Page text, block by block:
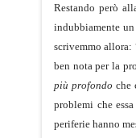
Restando però
indubbiamente
scrivemmo allora:
ben nota per la
più profondo che
problemi che
periferie hanno